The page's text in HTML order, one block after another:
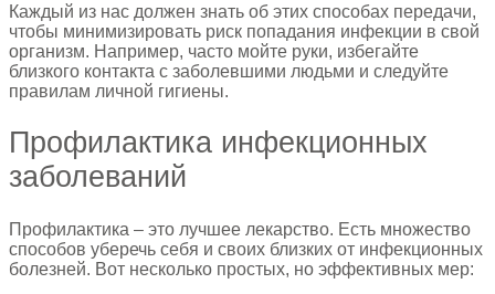
Каждый из нас должен знать об этих способах передачи,
чтобы минимизировать риск попадания инфекции в свой
организм. Например, часто мойте руки, избегайте
близкого контакта с заболевшими людьми и следуйте
правилам личной гигиены.
Профилактика инфекционных
заболеваний
Профилактика – это лучшее лекарство. Есть множество
способов уберечь себя и своих близких от инфекционных
болезней. Вот несколько простых, но эффективных мер: